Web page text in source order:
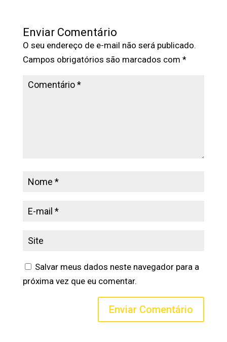
Enviar Comentário
O seu endereço de e-mail não será publicado.
Campos obrigatórios são marcados com *
Salvar meus dados neste navegador para a
próxima vez que eu comentar.